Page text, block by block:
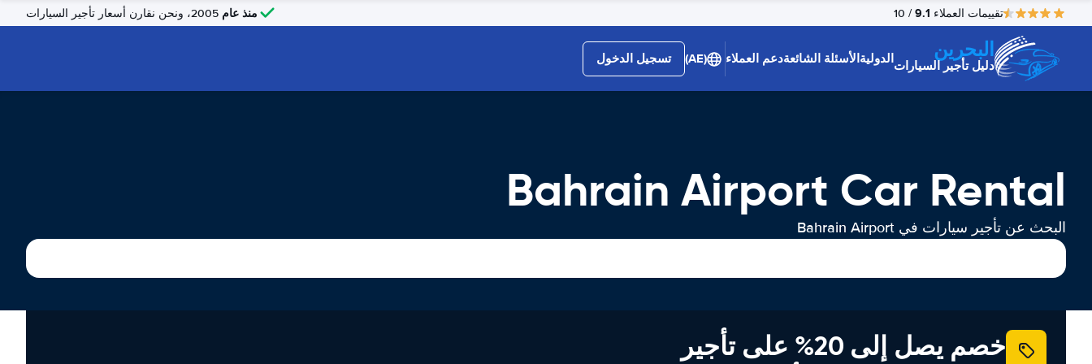
تقييمات العملاء 9.1
/ 10 منذ عام
البحرين
دليل تأجير السياراتالدوليةالأسئلة الشائعةدعم العملاء (AE) تسجيل الدخول
Bahrain Airport Car Rental
البحث عن تأجير سيارات في Bahrain Airport
خصم يصل إلى 20% على تأجير